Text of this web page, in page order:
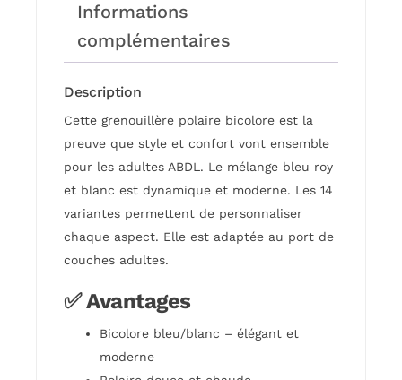
Informations
complémentaires
Description
Cette grenouillère polaire bicolore est la
preuve que style et confort vont ensemble
pour les adultes ABDL. Le mélange bleu roy
et blanc est dynamique et moderne. Les 14
variantes permettent de personnaliser
chaque aspect. Elle est adaptée au port de
couches adultes.
✅ Avantages
Bicolore bleu/blanc – élégant et
moderne